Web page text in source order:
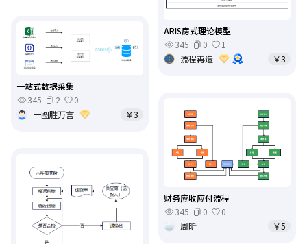
ARIS房式理论模型
345
0
1
流程再造
￥3
一站式数据采集
345
2
0
一图胜万言
￥3
财务应收应付流程
345
0
0
周昕
￥5